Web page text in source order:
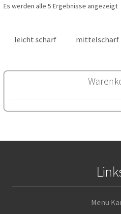
Es werden alle 5 Ergebnisse angezeigt
leicht scharf mittelscharf
Menü